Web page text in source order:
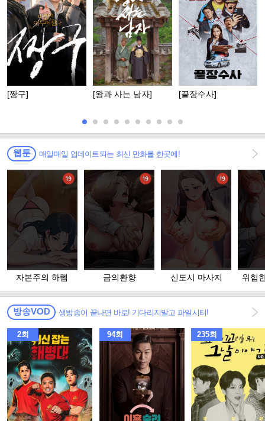
[짱구] [왕과 사는 남자] [끝장수사]
웹툰 매일매일 업데이트되는 최신 만화를 한곳에!
자본주의 하렘 금의환향 신도시 마사지
위험
방송VOD 생방송이 끝나면 바로! 기다리지말고 파일시티!
2회 94회 235회